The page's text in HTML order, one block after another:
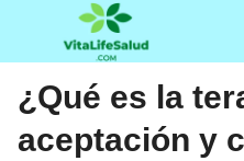
¿Qué es la
aceptación y